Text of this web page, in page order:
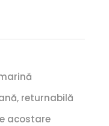
returnabilă
acostare